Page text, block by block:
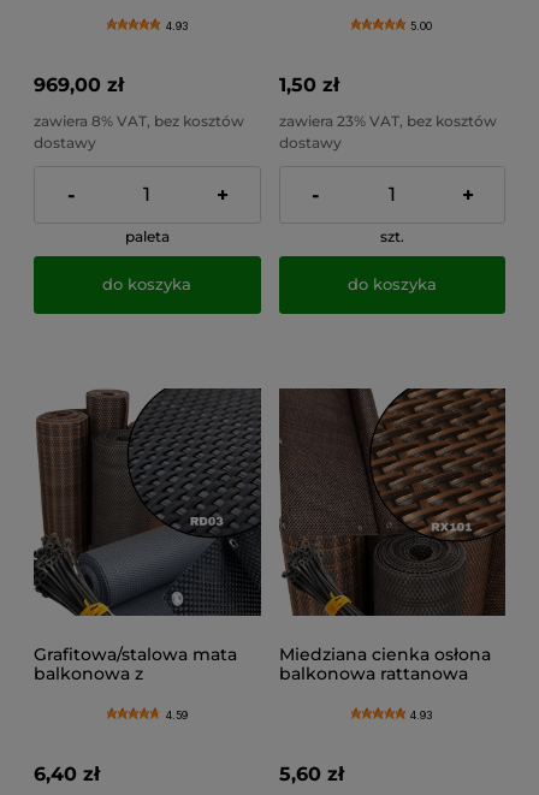
4.93
969,00 zł
zawiera 8% VAT, bez kosztów
dostawy
- +
paleta
do koszyka
indywidualny
5.00
1,50 zł
zawiera 23% VAT, bez kosztów
dostawy
- +
szt.
do koszyka
Grafitowa/stalowa mata
balkonowa z
balustradę pod wymiar,
4.59
6,40 zł
Miedziana cienka osłona
balkonowa rattanowa
(na wymiar)
4.93
5,60 zł